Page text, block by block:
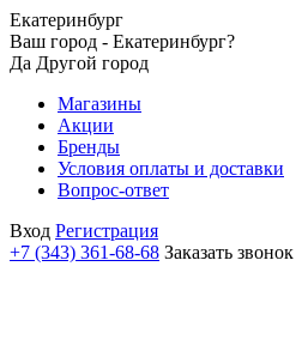
Екатеринбург
Ваш город - Екатеринбург?
Да Другой город
Магазины
Акции
Бренды
Условия оплаты и доставки
Вопрос-ответ
Вход Регистрация
+7 (343) 361-68-68 Заказать звонок